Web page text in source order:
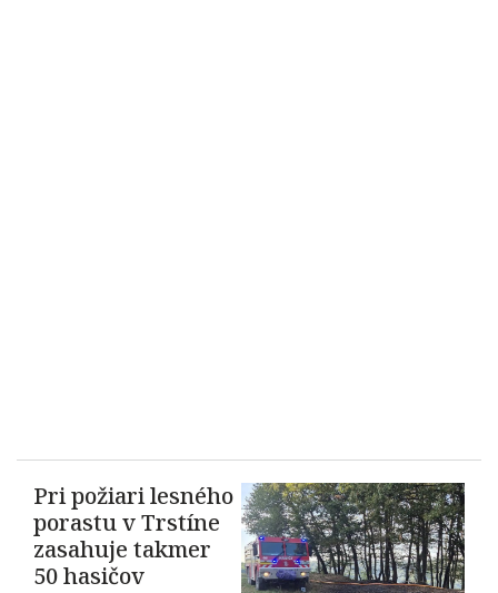
Pri požiari lesného
porastu v Trstíne
zasahuje takmer
50 hasičov